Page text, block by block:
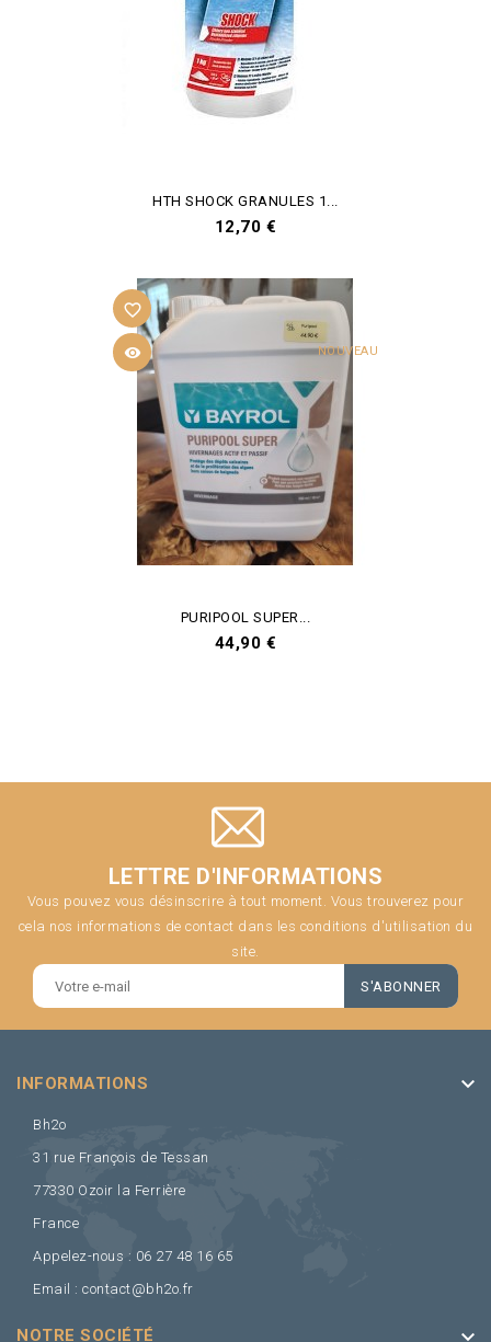
HTH SHOCK GRANULES 1...
Prix
12,70 €
NOUVEAU

favorite_border
PURIPOOL SUPER...
Prix
44,90 €
LETTRE D'INFORMATIONS
Vous pouvez vous désinscrire à tout moment. Vous trouverez pour
cela nos informations de contact dans les conditions d'utilisation du
site.
INFORMATIONS keyboard_arrow_down
Bh2o
31 rue François de Tessan
77330 Ozoir la Ferrière
France
Appelez-nous : 06 27 48 16 65
Email : contact@bh2o.fr
NOTRE SOCIÉTÉ